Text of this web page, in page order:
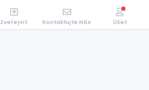
Zveřejnit Kontaktujte Nás Účet